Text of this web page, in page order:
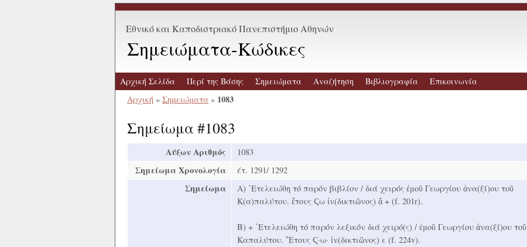
Εθνικό και Καποδιστριακό Πανεπιστήμιο Αθηνών
Σημειώματα-Κώδικες
Αρχική Σελίδα Περί της Βάσης Σημειώματα Αναζήτηση Βιβλιογραφία Επικοινωνία
Αρχική » Σημειώματα » 1083
Σημείωμα #1083
Αύξων Αριθμός 1083
Σημείωμα Χρονολογία έτ. 1291/ 1292
Σημείωμα
Α) ᾿Ετελειώθη τό παρόν βιβλίον / διά χειρός ἐμοῦ Γεωργίου ἀνα(ξί)ου τοῦ
Κ(α)παλύτου. ἔτους Ϛω ἰν(δικτιῶνος) ἄ + (f. 201r).
Β) + ᾿Ετελειώθη τό παρόν λεξικόν διά χειρό(ς) / ἐμοῦ Γεωργίου ἀνα(ξί)ου τοῦ
Καπαλύτου. ῎Ετους Ϛ·ω· ἰν(δικτιῶνος) ε (f. 224v).